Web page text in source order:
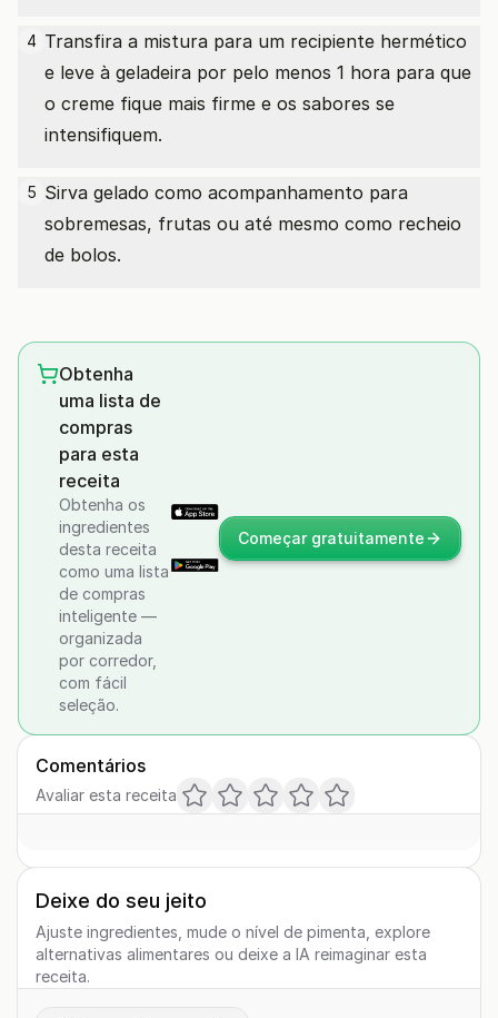
4 Transfira a mistura para um recipiente hermético
e leve à geladeira por pelo menos 1 hora para que
o creme fique mais firme e os sabores se
intensifiquem.
5 Sirva gelado como acompanhamento para
sobremesas, frutas ou até mesmo como recheio
de bolos.
Obtenha
uma lista de
compras
para esta
receita
Obtenha os
ingredientes
desta receita
como uma lista
de compras
inteligente —
organizada
por corredor,
com fácil
seleção.
Começar gratuitamente
Comentários
Avaliar esta receita
Deixe do seu jeito
Ajuste ingredientes, mude o nível de pimenta, explore
alternativas alimentares ou deixe a IA reimaginar esta
receita.